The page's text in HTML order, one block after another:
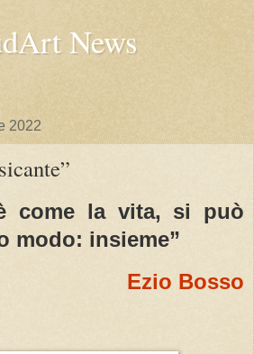
News
2022
come la vita, si può
modo: insieme”
Ezio Bosso